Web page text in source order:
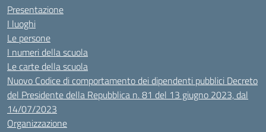
Presentazione
I luoghi
Le persone
I numeri della scuola
Le carte della scuola
Nuovo Codice di comportamento dei dipendenti pubblici Decreto
del Presidente della Repubblica n. 81 del 13 giugno 2023, dal
14/07/2023
Organizzazione